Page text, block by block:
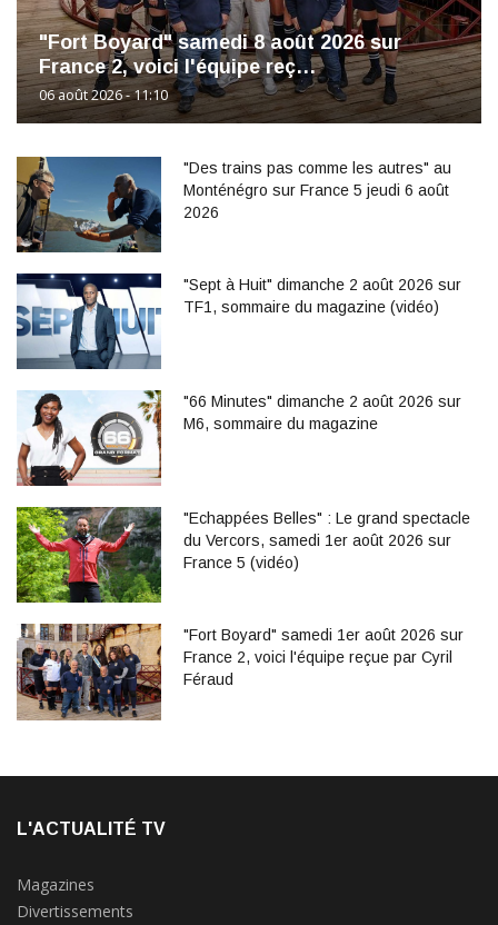
"Fort Boyard" samedi 8 août 2026 sur
France 2, voici l'équipe reç…
06 août 2026 - 11:10
"Des trains pas comme les autres" au
Monténégro sur France 5 jeudi 6 août
2026
"Sept à Huit" dimanche 2 août 2026 sur
TF1, sommaire du magazine (vidéo)
"66 Minutes" dimanche 2 août 2026 sur
M6, sommaire du magazine
"Echappées Belles" : Le grand spectacle
du Vercors, samedi 1er août 2026 sur
France 5 (vidéo)
"Fort Boyard" samedi 1er août 2026 sur
France 2, voici l'équipe reçue par Cyril
Féraud
L'ACTUALITÉ TV
Magazines
Divertissements